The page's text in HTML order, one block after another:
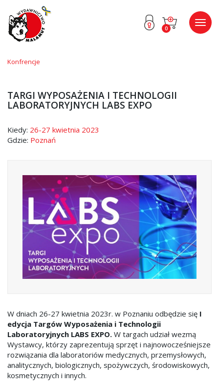
Przejdź
do menu
głównego
Przejdź
do
menu
stopce
0
menu
Konfrencje
TARGI WYPOSAŻENIA I TECHNOLOGII
LABORATORYJNYCH LABS EXPO
Kiedy: 26-27 kwietnia 2023
Gdzie: Poznań
W dniach 26-27 kwietnia 2023r. w Poznaniu odbędzie się I
edycja Targów Wyposażenia i Technologii
Laboratoryjnych LABS EXPO. W targach udział wezmą
Wystawcy, którzy zaprezentują sprzęt i najnowocześniejsze
rozwiązania dla laboratoriów medycznych, przemysłowych,
analitycznych, biologicznych, spożywczych, środowiskowych,
kosmetycznych i innych.